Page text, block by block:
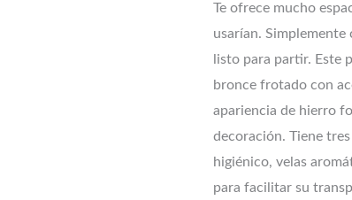
Te ofrece mucho
usarían.
listo para partir. Este
bronce frotado con
apariencia de hierro
decoración. Tiene
higiénico, velas
para facilitar su